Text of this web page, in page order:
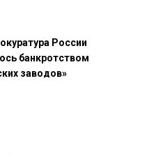
России
банкротством
заводов»